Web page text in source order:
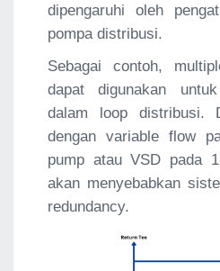
dipengaruhi oleh
pompa distribusi.
Sebagai contoh,
dapat digunakan
dalam loop distribusi.
dengan variable flow
pump atau VSD pada
akan menyebabkan
redundancy.